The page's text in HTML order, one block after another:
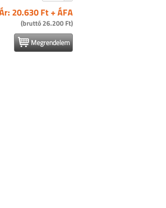
20.630 Ft + ÁFA
(bruttó 26.200 Ft)
Megrendelem